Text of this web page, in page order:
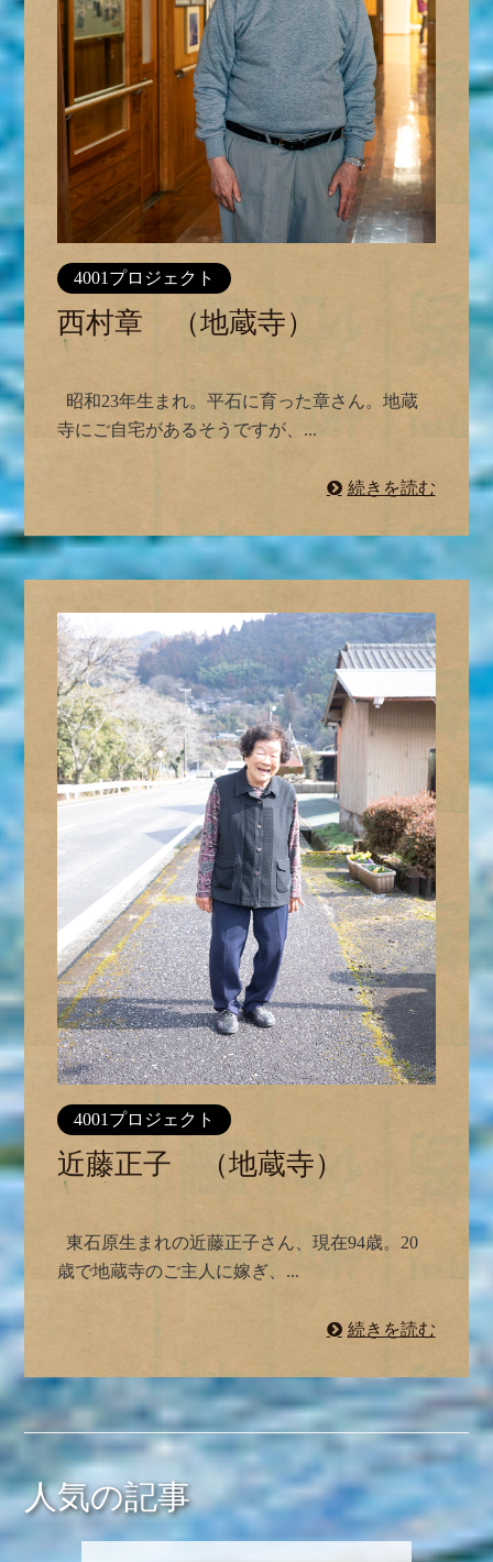
4001プロジェクト
西村章 （地蔵寺）
昭和23年生まれ。平石に育った章さん。地蔵
寺にご自宅があるそうですが、...
続きを読む
4001プロジェクト
近藤正子 （地蔵寺）
東石原生まれの近藤正子さん、現在94歳。20
歳で地蔵寺のご主人に嫁ぎ、...
続きを読む
人気の記事